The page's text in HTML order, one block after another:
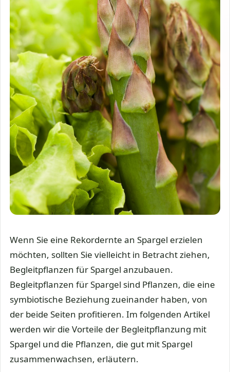
Wenn Sie eine Rekordernte an Spargel erzielen
möchten, sollten Sie vielleicht in Betracht ziehen,
Begleitpflanzen für Spargel anzubauen.
Begleitpflanzen für Spargel sind Pflanzen, die eine
symbiotische Beziehung zueinander haben, von
der beide Seiten profitieren. Im folgenden Artikel
werden wir die Vorteile der Begleitpflanzung mit
Spargel und die Pflanzen, die gut mit Spargel
zusammenwachsen, erläutern.